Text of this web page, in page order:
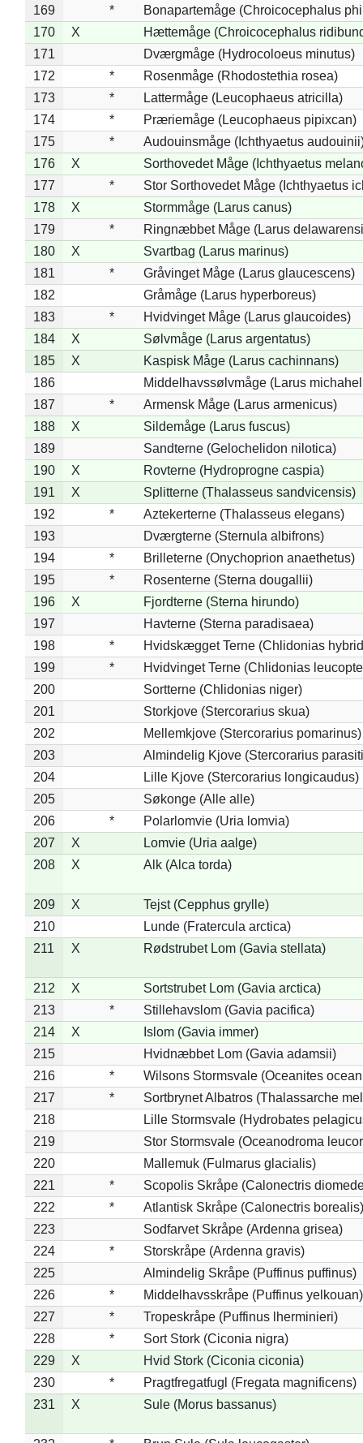
169
*
Bonapartemåge (Chroicocephalus
170
X
Hættemåge (Chroicocephalus
171
Dværgmåge (Hydrocoloeus minutus)
172
*
Rosenmåge (Rhodostethia rosea)
173
*
Lattermåge (Leucophaeus atricilla)
174
*
Præriemåge (Leucophaeus pipixcan)
175
*
Audouinsmåge (Ichthyaetus
176
X
Sorthovedet Måge (Ichthyaetus
177
*
Stor Sorthovedet Måge (Ichthyaetus
178
X
Stormmåge (Larus canus)
179
*
Ringnæbbet Måge (Larus
180
X
Svartbag (Larus marinus)
181
*
Gråvinget Måge (Larus glaucescens)
182
Gråmåge (Larus hyperboreus)
183
*
Hvidvinget Måge (Larus glaucoides)
184
X
Sølvmåge (Larus argentatus)
185
X
Kaspisk Måge (Larus cachinnans)
186
Middelhavssølvmåge (Larus
187
*
Armensk Måge (Larus armenicus)
188
X
Sildemåge (Larus fuscus)
189
Sandterne (Gelochelidon nilotica)
190
X
Rovterne (Hydroprogne caspia)
191
X
Splitterne (Thalasseus sandvicensis)
192
*
Aztekerterne (Thalasseus elegans)
193
Dværgterne (Sternula albifrons)
194
*
Brilleterne (Onychoprion anaethetus)
195
*
Rosenterne (Sterna dougallii)
196
X
Fjordterne (Sterna hirundo)
197
Havterne (Sterna paradisaea)
198
*
Hvidskægget Terne (Chlidonias
199
*
Hvidvinget Terne (Chlidonias
200
Sortterne (Chlidonias niger)
201
Storkjove (Stercorarius skua)
202
Mellemkjove (Stercorarius pomarinus)
203
Almindelig Kjove (Stercorarius
204
Lille Kjove (Stercorarius longicaudus)
205
Søkonge (Alle alle)
206
*
Polarlomvie (Uria lomvia)
207
X
Lomvie (Uria aalge)
208
X Alk (Alca torda)
209 X
Tejst (Cepphus grylle)
210
Lunde (Fratercula arctica)
211
X Rødstrubet Lom (Gavia stellata)
212 X
Sortstrubet Lom (Gavia arctica)
213
*
Stillehavslom (Gavia pacifica)
214
X
Islom (Gavia immer)
215
Hvidnæbbet Lom (Gavia adamsii)
216
*
Wilsons Stormsvale (Oceanites
217
*
Sortbrynet Albatros (Thalassarche
218
Lille Stormsvale (Hydrobates
219
Stor Stormsvale (Oceanodroma
220
Mallemuk (Fulmarus glacialis)
221
*
Scopolis Skråpe (Calonectris
222
*
Atlantisk Skråpe (Calonectris borealis)
223
Sodfarvet Skråpe (Ardenna grisea)
224
*
Storskråpe (Ardenna gravis)
225
Almindelig Skråpe (Puffinus puffinus)
226
*
Middelhavsskråpe (Puffinus yelkouan)
227
*
Tropeskråpe (Puffinus lherminieri)
228
*
Sort Stork (Ciconia nigra)
229
X
Hvid Stork (Ciconia ciconia)
230
*
Pragtfregatfugl (Fregata magnificens)
231
X Sule (Morus bassanus)